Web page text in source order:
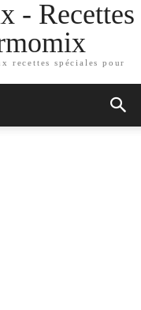
- Recettes
recettes spéciales pour